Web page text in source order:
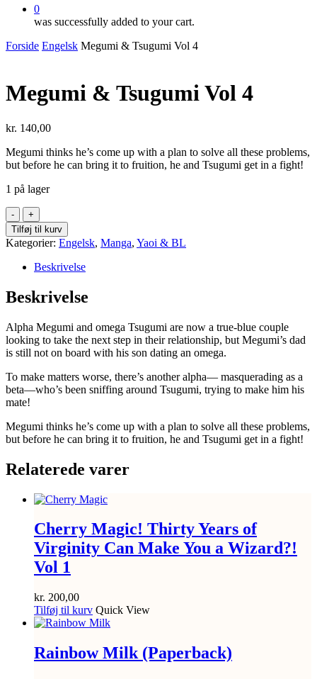
0
was successfully added to your cart.
Forside Engelsk Megumi & Tsugumi Vol 4
Megumi & Tsugumi Vol 4
kr. 140,00
Megumi thinks he’s come up with a plan to solve all these problems,
but before he can bring it to fruition, he and Tsugumi get in a fight!
1 på lager
Megumi
&
Tsugumi
Vol
4
antal
Tilføj til kurv
Kategorier: Engelsk, Manga, Yaoi & BL
Beskrivelse
Beskrivelse
Alpha Megumi and omega Tsugumi are now a true-blue couple
looking to take the next step in their relationship, but Megumi’s dad
is still not on board with his son dating an omega.
To make matters worse, there’s another alpha— masquerading as a
beta—who’s been sniffing around Tsugumi, trying to make him his
mate!
Megumi thinks he’s come up with a plan to solve all these problems,
but before he can bring it to fruition, he and Tsugumi get in a fight!
Relaterede varer
Cherry Magic! Thirty Years of
Virginity Can Make You a Wizard?!
Vol 1
kr. 200,00
Tilføj til kurv Quick View
Rainbow Milk (Paperback)